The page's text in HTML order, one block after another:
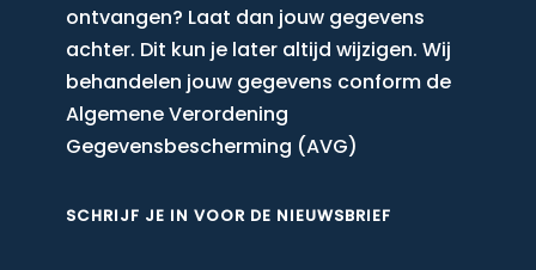
ontvangen? Laat dan jouw gegevens
achter. Dit kun je later altijd wijzigen. Wij
behandelen jouw gegevens conform de
Algemene Verordening
Gegevensbescherming (AVG)
SCHRIJF JE IN VOOR DE NIEUWSBRIEF